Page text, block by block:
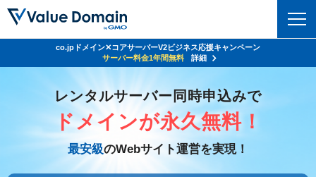
ドメイントップ
ドメイン検索
レンタルサーバー
サーバートップ
セキュリティ
セキュリティトップ
サービス
Value Domain 24周年キャンペーン
24%OFFクーポンGET＆その他特典あり！
co.jpドメイン✕コアサーバーV2ビジネス応援キャンペーン
サーバー料金1年間無料
詳細
レンタルサーバー同時申込みで
ドメインが永久無料！
最安級のWebサイト運営を実現！